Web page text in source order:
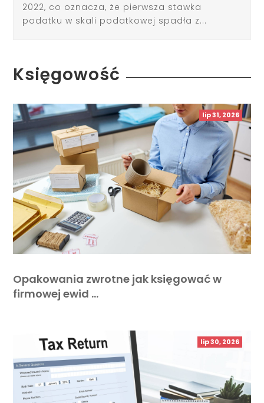
2022, co oznacza, że pierwsza stawka
podatku w skali podatkowej spadła z...
Księgowość
lip 31, 2026
Opakowania zwrotne jak księgować w
firmowej ewid …
lip 30, 2026